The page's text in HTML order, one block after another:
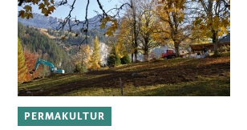
PERMAKULTUR